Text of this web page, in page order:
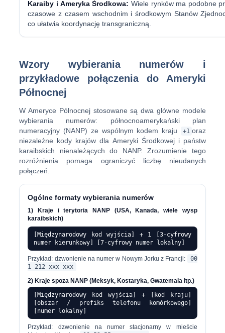
Karaiby i Ameryka Środkowa: Wiele rynków ma podobne
czasowe z czasem wschodnim i środkowym Stanów
co ułatwia koordynację transgraniczną.
Wzory wybierania numerów i
przykładowe połączenia do Ameryki
Północnej
W Ameryce Północnej stosowane są dwa główne modele
wybierania numerów: północnoamerykański plan
numeracyjny (NANP) ze wspólnym kodem kraju
+1 oraz
niezależne kody krajów dla Ameryki Środkowej i państw
karaibskich nienależących do NANP. Zrozumienie tego
rozróżnienia pomaga ograniczyć liczbę nieudanych
połączeń.
Ogólne formaty wybierania numerów
1) Kraje i terytoria NANP (USA, Kanada, wiele wysp
karaibskich)
[Międzynarodowy kod wyjścia] + 1 [3-cyfrowy
numer kierunkowy] [7-cyfrowy numer lokalny]
Przykład: dzwonienie na numer w Nowym Jorku z Francji:
00
1 212 xxx xxx
2) Kraje spoza NANP (Meksyk, Kostaryka, Gwatemala itp.)
[Międzynarodowy kod wyjścia] + [kod kraju]
[obszar / prefiks telefonu komórkowego]
[numer lokalny]
Przykład: dzwonienie na numer stacjonarny w mieście